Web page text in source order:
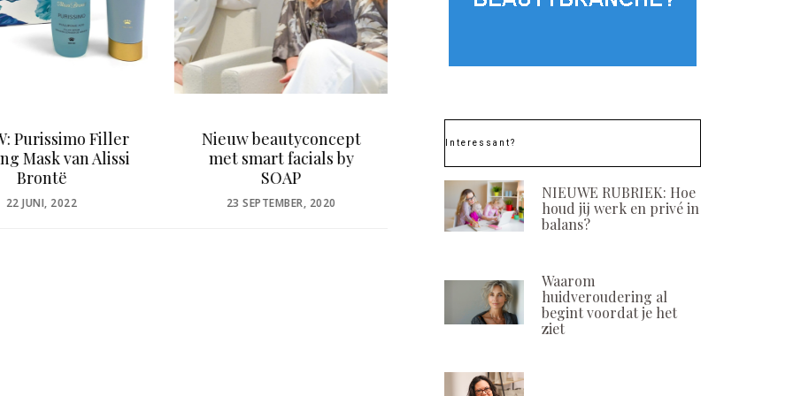
beautyconcept
facials by
SOAP
SEPTEMBER, 2020
Salontrends 2021
POSTED
21 DECEMBER, 2020
Nano CellCare therapie,
behandeling
POSTED
ON
9 FEBRUARI, 2023
Interessant?
NIEUWE RUBRIEK: Hoe
houd jij werk en privé in
balans?
Waarom
huidveroudering al
begint voordat je het
ziet